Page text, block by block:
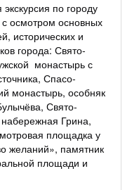
по городу
осмотром основных
исторических и
города: Свято-
монастырь с
Спасо-
монастырь, особняк
Свято-
Грина,
площадка у
желаний», памятник
площади и